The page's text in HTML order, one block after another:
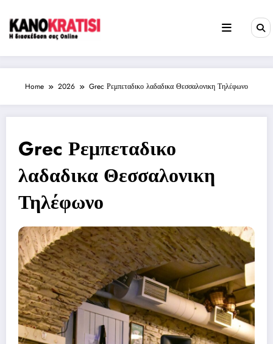
content
Home 2026 Grec Ρεμπεταδικο λαδαδικα Θεσσαλονικη Τηλέφωνο
Grec Ρεμπεταδικο
λαδαδικα Θεσσαλονικη
Τηλέφωνο